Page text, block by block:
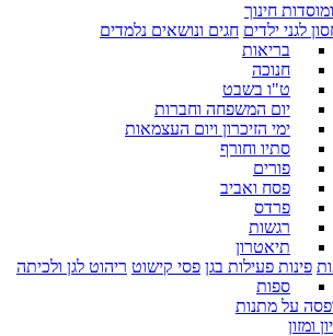
חינוך
לגני ילדים חגים ונושאים נלמדים
בריאות
חנוכה
ט"ו בשבט
יום המשפחה וחברות
ימי הזיכרון ויום העצמאות
סתיו וחורף
פורים
פסח ואביב
פרדס
רגשות
תיאטרון
פינות פעילות בגן פסי קישוט ריהוט לגן ולכיתה
ספות
על מתנות
ומזון